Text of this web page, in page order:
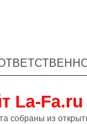
La-Fa.ru
собраны из